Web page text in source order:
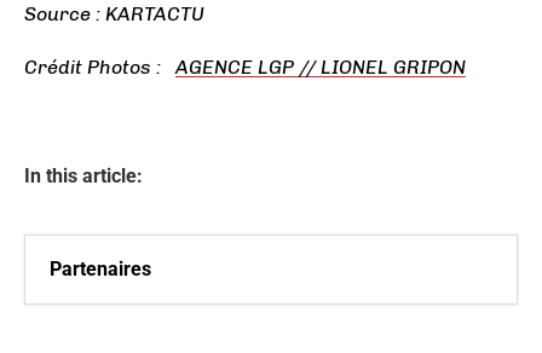
Source : KARTACTU
Crédit Photos :AGENCE LGP // LIONEL GRIPON
In this article:
Partenaires